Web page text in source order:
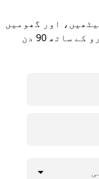
اور گھومیں
پھریںگوریبیدانور۔ یا Uber ریزرو کے ساتھ 90 دن